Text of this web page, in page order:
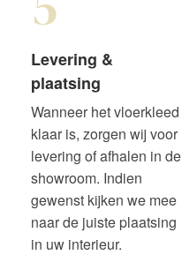
Levering &
plaatsing
Wanneer het vloerkleed
klaar is, zorgen wij voor
levering of afhalen in de
showroom. Indien
gewenst kijken we mee
naar de juiste plaatsing
in uw interieur.